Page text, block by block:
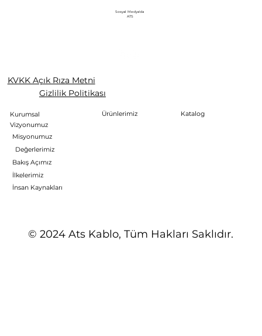
Sosyal Medya'da
ATS
KVKK Açık Rıza Metni
Gizlilik Politikası
Kurumsal
Vizyonumuz
Ürünlerimiz Katalog
Misyonumuz
Değerlerimiz
İlkelerimiz
İnsan Kaynakları
Bakış Açımız
© 2024 Ats Kablo, Tüm Hakları Saklıdır.